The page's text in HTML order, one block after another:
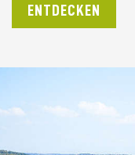
ENTDECKEN